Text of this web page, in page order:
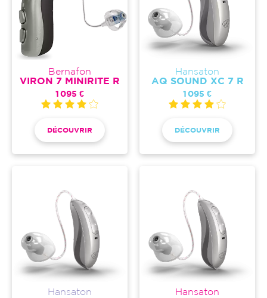
Bernafon
VIRON 7 MINIRITE R
1 095 €
DÉCOUVRIR
Hansaton
AQ SOUND XC 7 R
1 095 €
DÉCOUVRIR
Hansaton
Hansaton